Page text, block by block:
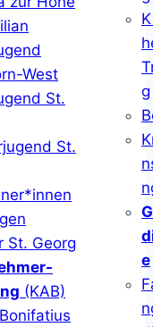
West
St.
St.
St. Georg
(KAB)
g
e